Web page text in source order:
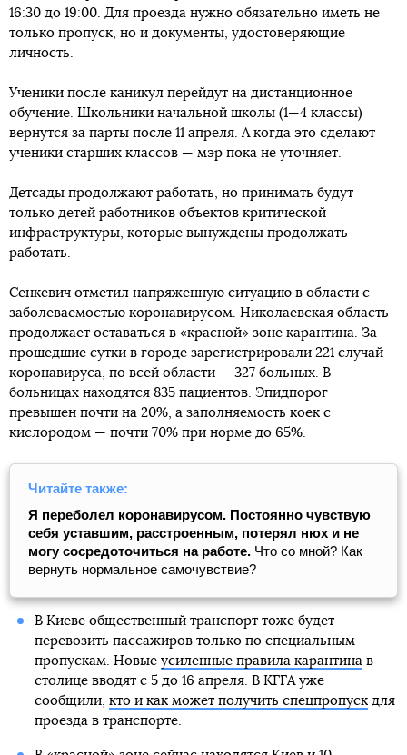
16:30 до 19:00. Для проезда нужно обязательно иметь не
только пропуск, но и документы, удостоверяющие
личность.
Ученики после каникул перейдут на дистанционное
обучение. Школьники начальной школы (1—4 классы)
вернутся за парты после 11 апреля. А когда это сделают
ученики старших классов — мэр пока не уточняет.
Детсады продолжают работать, но принимать будут
только детей работников объектов критической
инфраструктуры, которые вынуждены продолжать
работать.
Сенкевич отметил напряженную ситуацию в области с
заболеваемостью коронавирусом. Николаевская область
продолжает оставаться в «красной» зоне карантина. За
прошедшие сутки в городе зарегистрировали 221 случай
коронавируса, по всей области — 327 больных. В
больницах находятся 835 пациентов. Эпидпорог
превышен почти на 20%, а заполняемость коек с
кислородом — почти 70% при норме до 65%.
Читайте также:
Я переболел коронавирусом. Постоянно чувствую
себя уставшим, расстроенным, потерял нюх и не
могу сосредоточиться на работе. Что со мной? Как
вернуть нормальное самочувствие?
В Киеве общественный транспорт тоже будет
перевозить пассажиров только по специальным
пропускам. Новые усиленные правила карантина в
столице вводят с 5 до 16 апреля. В КГГА уже
сообщили, кто и как может получить спецпропускдля
проезда в транспорте.